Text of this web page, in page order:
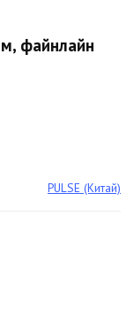
файнлайн
PULSE (Китай)